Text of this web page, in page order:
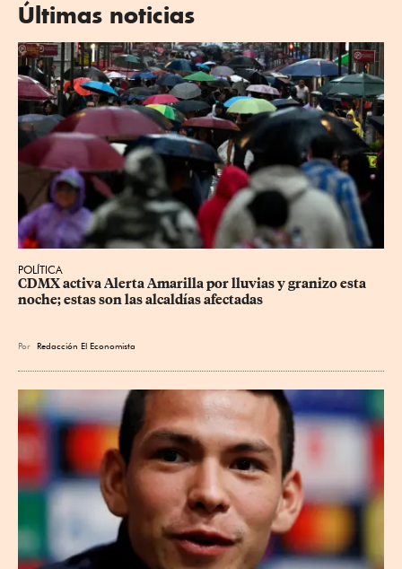
Últimas noticias
POLÍTICA
CDMX activa Alerta Amarilla por lluvias y granizo esta
noche; estas son las alcaldías afectadas
Por Redacción El Economista